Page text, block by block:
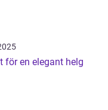
för en elegant helg